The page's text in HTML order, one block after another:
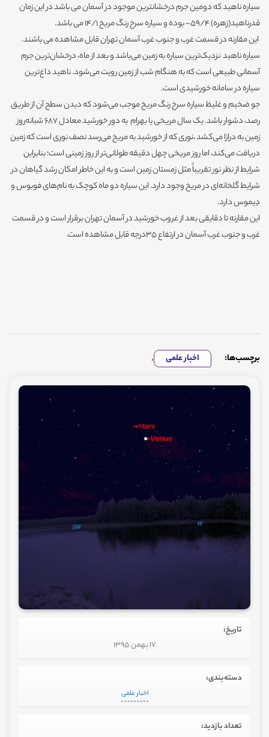
سیاره ناهید که دومین جرم درخشانترین موجود در آسمان می باشد در این زمان
قدرناهید(زهره) 59/4- بوده و سیاره سرخ رنگ مریخ 14/1 می باشد.
این مقارنه در قسمت غرب و جنوب غرب آسمان تهران قابل مشاهده می باشند.
سیاره ناهید نزدیک‌ترین سیاره به زمین می‌باشد و بعد از ماه، درخشان‌ترین جرم
آسمانی طبیعی است که به هنگام شب از زمین رویت می‌شود. ناهید داغ‌ترین
سیاره در سامانه خورشیدی است.
جو ضخیم و غلیظ سیاره سرخ رنگ مریخ موجب می‌شود که دیدن سطح آن از طریق
رصد، دشوار باشد. یک سال مریخی یا بهرام به دور خورشید معادل ۶۸۷ شبانه‌روز
زمین به درازا می‌کشد ،نوری که از خورشید به مریخ می‌رسد نصف نوری است که زمین
دریافت می‌کند، اما روز مریخی چهل دقیقه طولانی‌تر از روز زمینی است؛ بنابراین
شرایط از نظر نور تقریباً مثل زمستان زمین است و به این خاطر امکان رشد گیاهان در
شرایط گلخانه‌ای در مریخ وجود دارد. این سیاره دو ماه کوچک به نام‌های فوبوس و
دِیموس دارد.
این مقارنه تا دقایقی بعد از غروب خورشید در آسمان تهران برقرار است و در قسمت
غرب و جنوب غرب آسمان در ارتفاع 35درجه قابل مشاهده است.
برچسب‌ها: اخبار علمی ,
تاریخ:
17 بهمن 1395
دسته‌بندی:
اخبار علمی
تعداد بازدید: